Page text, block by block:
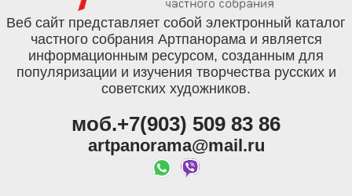
Веб сайт представляет собой электронный каталог
частного собрания Артпанорама и является
информационным ресурсом, созданным для
популяризации и изучения творчества русских и
советских художников.
моб.+7(903) 509 83 86
artpanorama@mail.ru